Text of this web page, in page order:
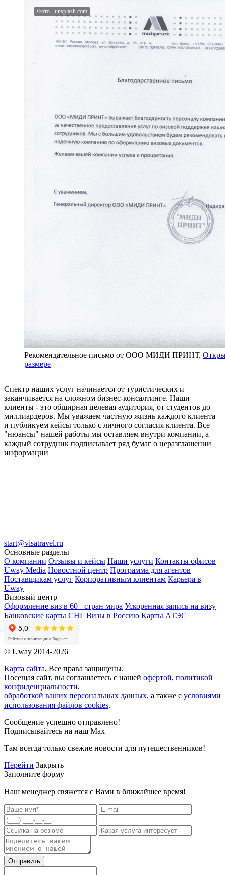
Рекомендательное письмо от ООО МИДИ ПРИНТ.
размере
Спектр наших услуг начинается от туристических и
заканчивается на сложном бизнес-консалтинге. Наши
клиенты - это обширная целевая аудитория, от студентов до
миллиардеров. Мы уважаем частную жизнь каждого клиента
и публикуем кейсы только с личного согласия клиента. Все
"нюансы" нашей работы мы оставляем внутри компании, а
каждый сотрудник подписывает ряд бумаг о неразглашении
информации
start@visatravel.ru
Основные разделы
О компании Отзывы и кейсы Наши услуги Контакты офисов
Uway Media Новостной центр Программа для агентов
Поставщикам услуг Корпоративным клиентам Карьера в
Uway
Визовый центр
Оформление виз в 60+ стран мира Ускоренная запись на визу
Банковские карты СНГ Визы в Россию Карты АТЭС
© Uway 2014-2026
Карта сайта. Все права защищены.
Посещая сайт, вы соглашаетесь с нашей офертой, политикой
конфиденциальности,
обработкой ваших персональных данных, а также с условиями
использования файлов cookies.
Сообщение успешно отправлено!
Подписывайтесь на наш Max
Там всегда только свежие новости для путешественников!
Перейти Закрыть
Заполните форму
Наш менеджер свяжется с Вами в ближайшее время!
Отправить